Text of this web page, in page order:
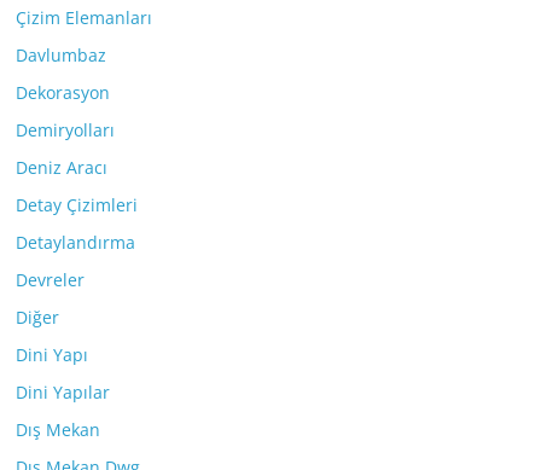
Çizim Elemanları
Davlumbaz
Dekorasyon
Demiryolları
Deniz Aracı
Detay Çizimleri
Detaylandırma
Devreler
Diğer
Dini Yapı
Dini Yapılar
Dış Mekan